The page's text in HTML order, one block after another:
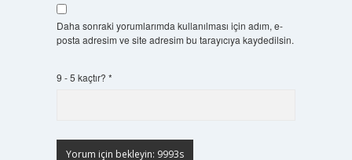
Daha sonraki yorumlarımda kullanılması için adım, e-
posta adresim ve site adresim bu tarayıcıya kaydedilsin.
9 - 5 kaçtır? *